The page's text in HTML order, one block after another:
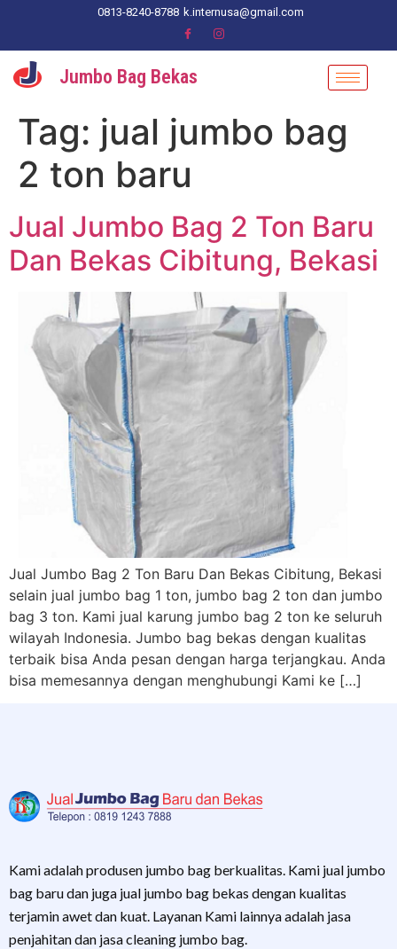
0813-8240-8788 k.internusa@gmail.com
Jumbo Bag Bekas
Tag: jual jumbo bag
2 ton baru
Jual Jumbo Bag 2 Ton Baru
Dan Bekas Cibitung, Bekasi
Jual Jumbo Bag 2 Ton Baru Dan Bekas Cibitung, Bekasi
selain jual jumbo bag 1 ton, jumbo bag 2 ton dan jumbo
bag 3 ton. Kami jual karung jumbo bag 2 ton ke seluruh
wilayah Indonesia. Jumbo bag bekas dengan kualitas
terbaik bisa Anda pesan dengan harga terjangkau. Anda
bisa memesannya dengan menghubungi Kami ke […]
Kami adalah produsen jumbo bag berkualitas. Kami jual jumbo
bag baru dan juga jual jumbo bag bekas dengan kualitas
terjamin awet dan kuat. Layanan Kami lainnya adalah jasa
penjahitan dan jasa cleaning jumbo bag.